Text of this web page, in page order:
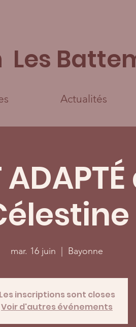
Actualités
mar. 16 juin Bayonne
Les inscriptions sont closes
Voir d'autres événements